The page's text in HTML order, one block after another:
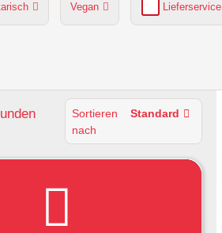
Vegan Lieferservice
Sortieren
nach
Standard